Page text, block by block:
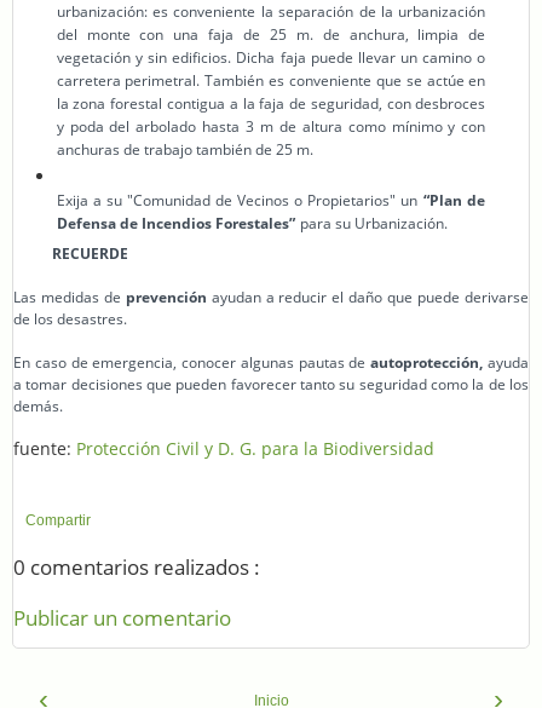
urbanización: es conveniente la separación de la urbanización
del monte con una faja de 25 m. de anchura, limpia de
vegetación y sin edificios. Dicha faja puede llevar un camino o
carretera perimetral. También es conveniente que se actúe en
la zona forestal contigua a la faja de seguridad, con desbroces
y poda del arbolado hasta 3 m de altura como mínimo y con
anchuras de trabajo también de 25 m.
Exija a su "Comunidad de Vecinos o Propietarios" un “Plan de
Defensa de Incendios Forestales” para su Urbanización.
RECUERDE
Las medidas de prevención ayudan a reducir el daño que puede derivarse
de los desastres.
En caso de emergencia, conocer algunas pautas deautoprotección, ayuda
a tomar decisiones que pueden favorecer tanto su seguridad como la de los
demás.
fuente: Protección Civil y D. G. para la Biodiversidad
Compartir
0 comentarios realizados :
Publicar un comentario
‹ ›
Inicio